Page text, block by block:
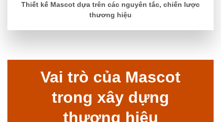
Thiết kế Mascot dựa trên các nguyên tắc, chiến lược
thương hiệu
Vai trò của Mascot
trong xây dựng
thương hiệu